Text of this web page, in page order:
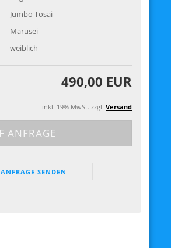
Jumbo Tosai
Marusei
weiblich
490,00 EUR
inkl. 19% MwSt. zzgl. Versand
ANFRAGE SENDEN